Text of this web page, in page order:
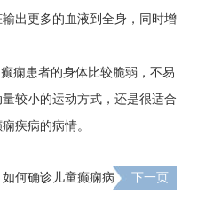
出更多的血液到全身，同时增
痫患者的身体比较脆弱，不易
较小的运动方式，还是很适合
疾病的病情。
如何确诊儿童癫痫病 下一页